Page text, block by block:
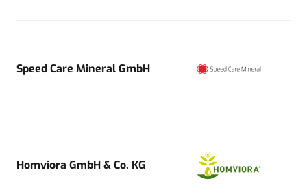
Speed Care Mineral GmbH
Homviora GmbH & Co. KG